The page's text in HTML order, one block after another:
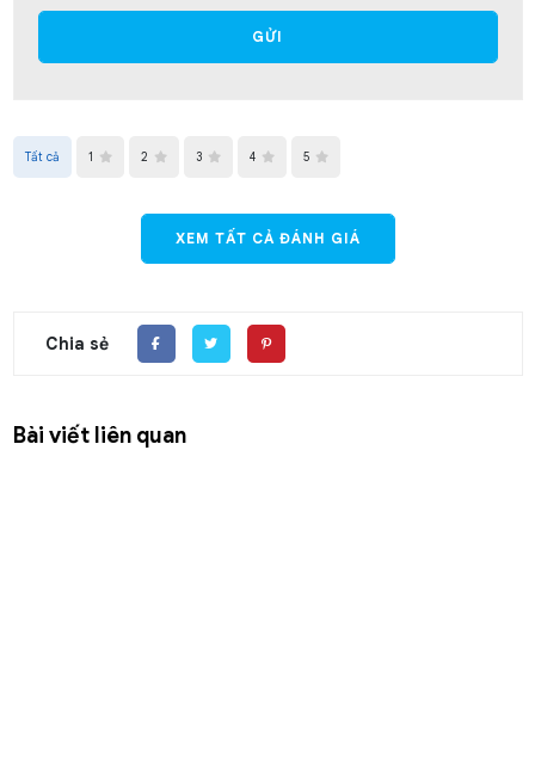
GỬI
Tất cả 1 2 3 4 5
XEM TẤT CẢ ĐÁNH GIÁ
Chia sẻ
Bài viết liên quan